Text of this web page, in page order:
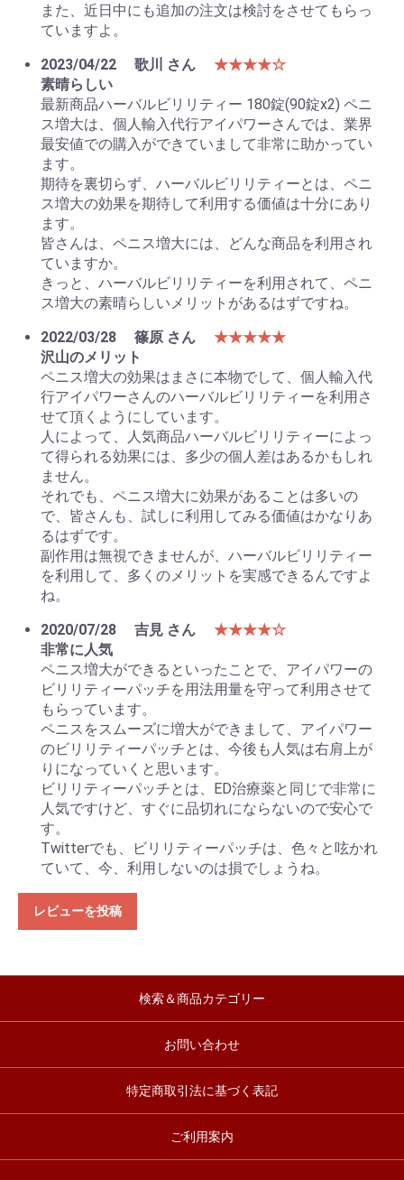
また、近日中にも追加の注文は検討をさせてもらっ
ていますよ。
2023/04/22
歌川 さん
★★★★☆
素晴らしい
最新商品ハーバルビリリティー 180錠(90錠x2) ペニ
ス増大は、個人輸入代行アイパワーさんでは、業界
最安値での購入ができていまして非常に助かってい
ます。
期待を裏切らず、ハーバルビリリティーとは、ペニ
ス増大の効果を期待して利用する価値は十分にあり
ます。
皆さんは、ペニス増大には、どんな商品を利用され
ていますか。
きっと、ハーバルビリリティーを利用されて、ペニ
ス増大の素晴らしいメリットがあるはずですね。
2022/03/28
篠原 さん
★★★★★
沢山のメリット
ペニス増大の効果はまさに本物でして、個人輸入代
行アイパワーさんのハーバルビリリティーを利用さ
せて頂くようにしています。
人によって、人気商品ハーバルビリリティーによっ
て得られる効果には、多少の個人差はあるかもしれ
ません。
それでも、ペニス増大に効果があることは多いの
で、皆さんも、試しに利用してみる価値はかなりあ
るはずです。
副作用は無視できませんが、ハーバルビリリティー
を利用して、多くのメリットを実感できるんですよ
ね。
2020/07/28
吉見 さん
★★★★☆
非常に人気
ペニス増大ができるといったことで、アイパワーの
ビリリティーパッチを用法用量を守って利用させて
もらっています。
ペニスをスムーズに増大ができまして、アイパワー
のビリリティーパッチとは、今後も人気は右肩上が
りになっていくと思います。
ビリリティーパッチとは、ED治療薬と同じで非常に
人気ですけど、すぐに品切れにならないので安心で
す。
Twitterでも、ビリリティーパッチは、色々と呟かれ
ていて、今、利用しないのは損でしょうね。
レビューを投稿
検索＆商品カテゴリー
お問い合わせ
特定商取引法に基づく表記
ご利用案内